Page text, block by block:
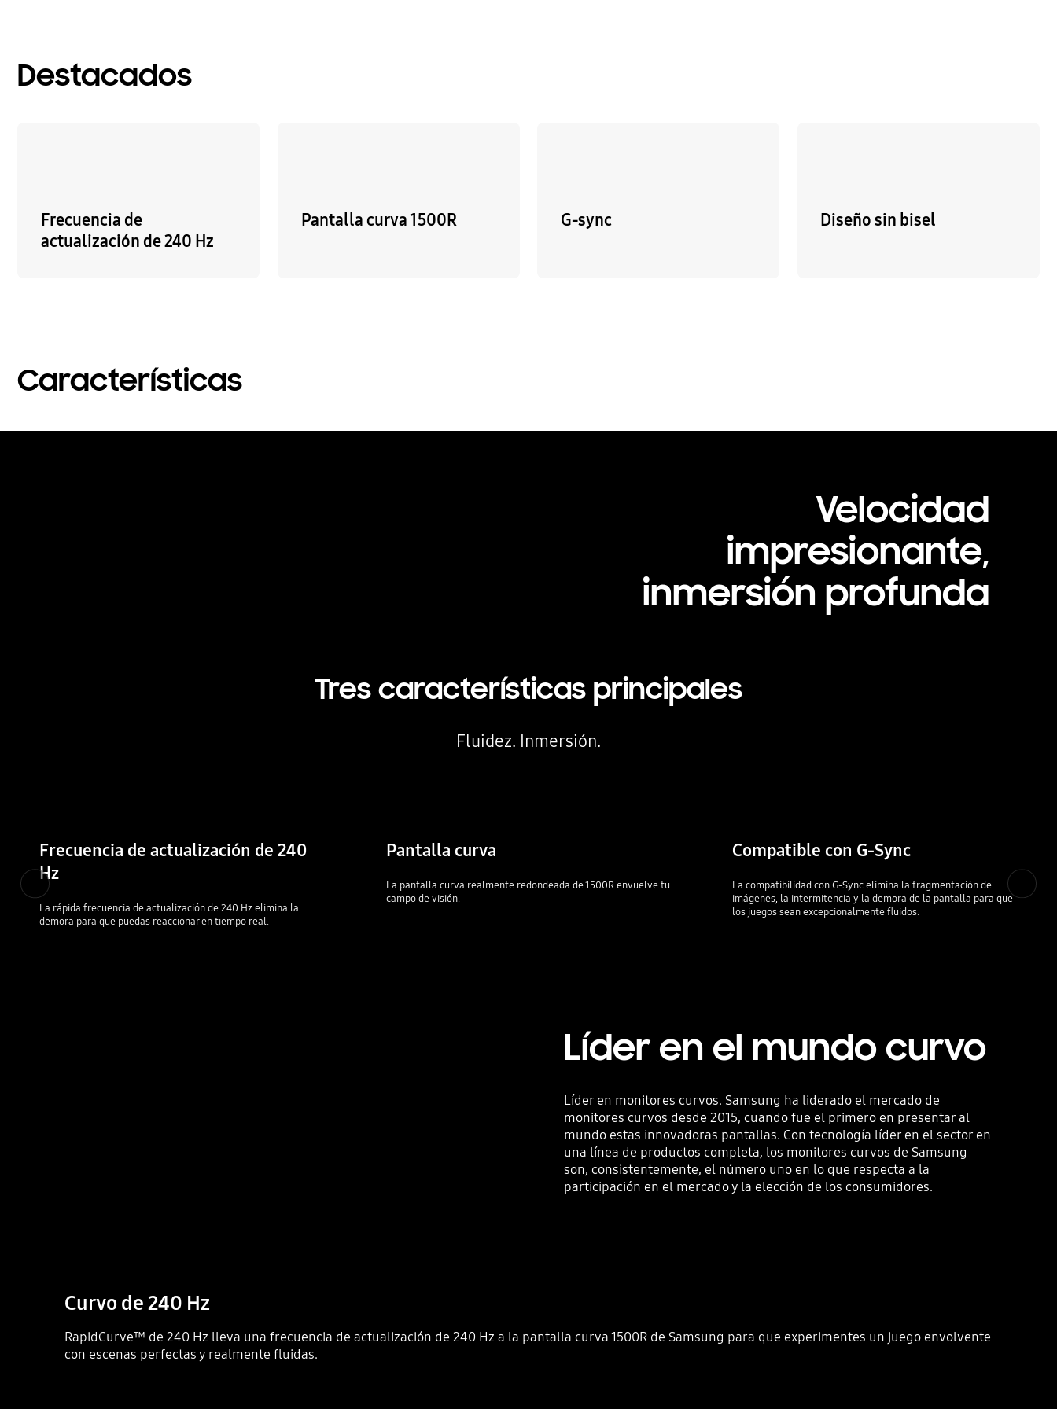
Destacados
Frecuencia de
actualización de 240 Hz
Pantalla curva 1500R G-sync Diseño sin bisel
Características
Velocidad
impresionante,
inmersión profunda
Tres características principales
Fluidez. Inmersión.
Frecuencia de actualización de 240
Hz
La rápida frecuencia de actualización de 240 Hz elimina la
demora para que puedas reaccionar en tiempo real.
Pantalla curva
La pantalla curva realmente redondeada de 1500R envuelve tu
campo de visión.
Compatible con G-Sync
La compatibilidad con G-Sync elimina la fragmentación de
imágenes, la intermitencia y la demora de la pantalla para que
los juegos sean excepcionalmente fluidos.
Líder en el mundo curvo
Líder en monitores curvos. Samsung ha liderado el mercado de
monitores curvos desde 2015, cuando fue el primero en presentar al
mundo estas innovadoras pantallas. Con tecnología líder en el sector en
una línea de productos completa, los monitores curvos de Samsung
son, consistentemente, el número uno en lo que respecta a la
participación en el mercado y la elección de los consumidores.
Curvo de 240 Hz
RapidCurve™ de 240 Hz lleva una frecuencia de actualización de 240 Hz a la pantalla curva 1500R de Samsung para que experimentes un juego envolvente
con escenas perfectas y realmente fluidas.